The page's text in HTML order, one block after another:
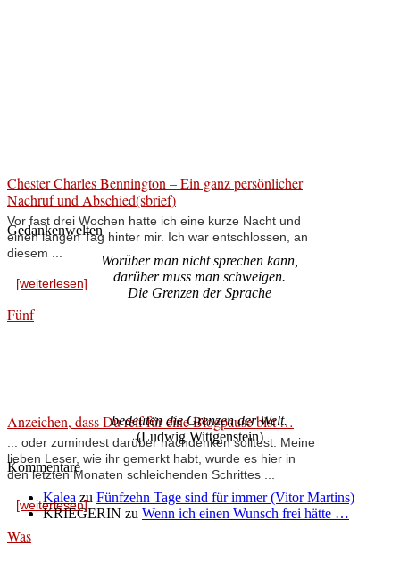
Chester Charles Bennington – Ein ganz persönlicher
Nachruf und Abschied(sbrief)
Vor fast drei Wochen hatte ich eine kurze Nacht und
einen langen Tag hinter mir. Ich war entschlossen, an
diesem ...
[weiterlesen]
Fünf
Anzeichen, dass Du reif für eine Blogpause bist …
... oder zumindest darüber nachdenken solltest. Meine
lieben Leser, wie ihr gemerkt habt, wurde es hier in
den letzten Monaten schleichenden Schrittes ...
[weiterlesen]
Was
Gedankenwelten
Worüber man nicht sprechen kann,
darüber muss man schweigen.
Die Grenzen der Sprache
bedeuten die Grenzen der Welt.
(Ludwig Wittgenstein)
Kommentare
Kalea zu Fünfzehn Tage sind für immer (Vitor Martins)
KRIEGERIN zu Wenn ich einen Wunsch frei hätte …